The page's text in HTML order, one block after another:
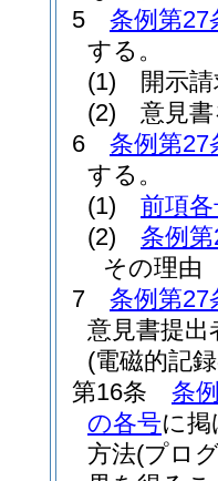
5
条例第27
する。
(1)
開示
(2)
意見
6
条例第27
する。
(1)
前項
(2)
条例
その理由
7
条例第27
意見書提出
(電磁的記
第16条
条
の各号に
方法(プロ